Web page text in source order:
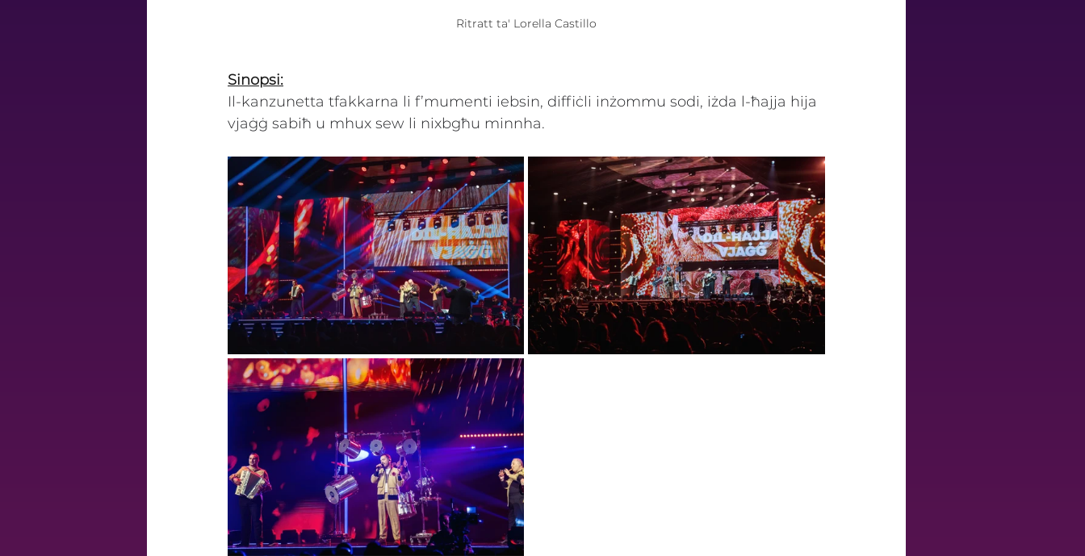
Ritratt ta' Lorella Castillo
Sinopsi:
Il-kanzunetta tfakkarna li f’mumenti iebsin, diffiċli inżommu sodi, iżda l-ħajja hija
vjaġġ sabiħ u mhux sew li nixbgħu minnha.